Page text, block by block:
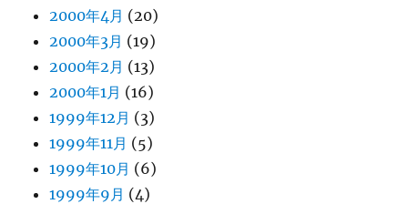
2000年4月 (20)
2000年3月 (19)
2000年2月 (13)
2000年1月 (16)
1999年12月 (3)
1999年11月 (5)
1999年10月 (6)
1999年9月 (4)